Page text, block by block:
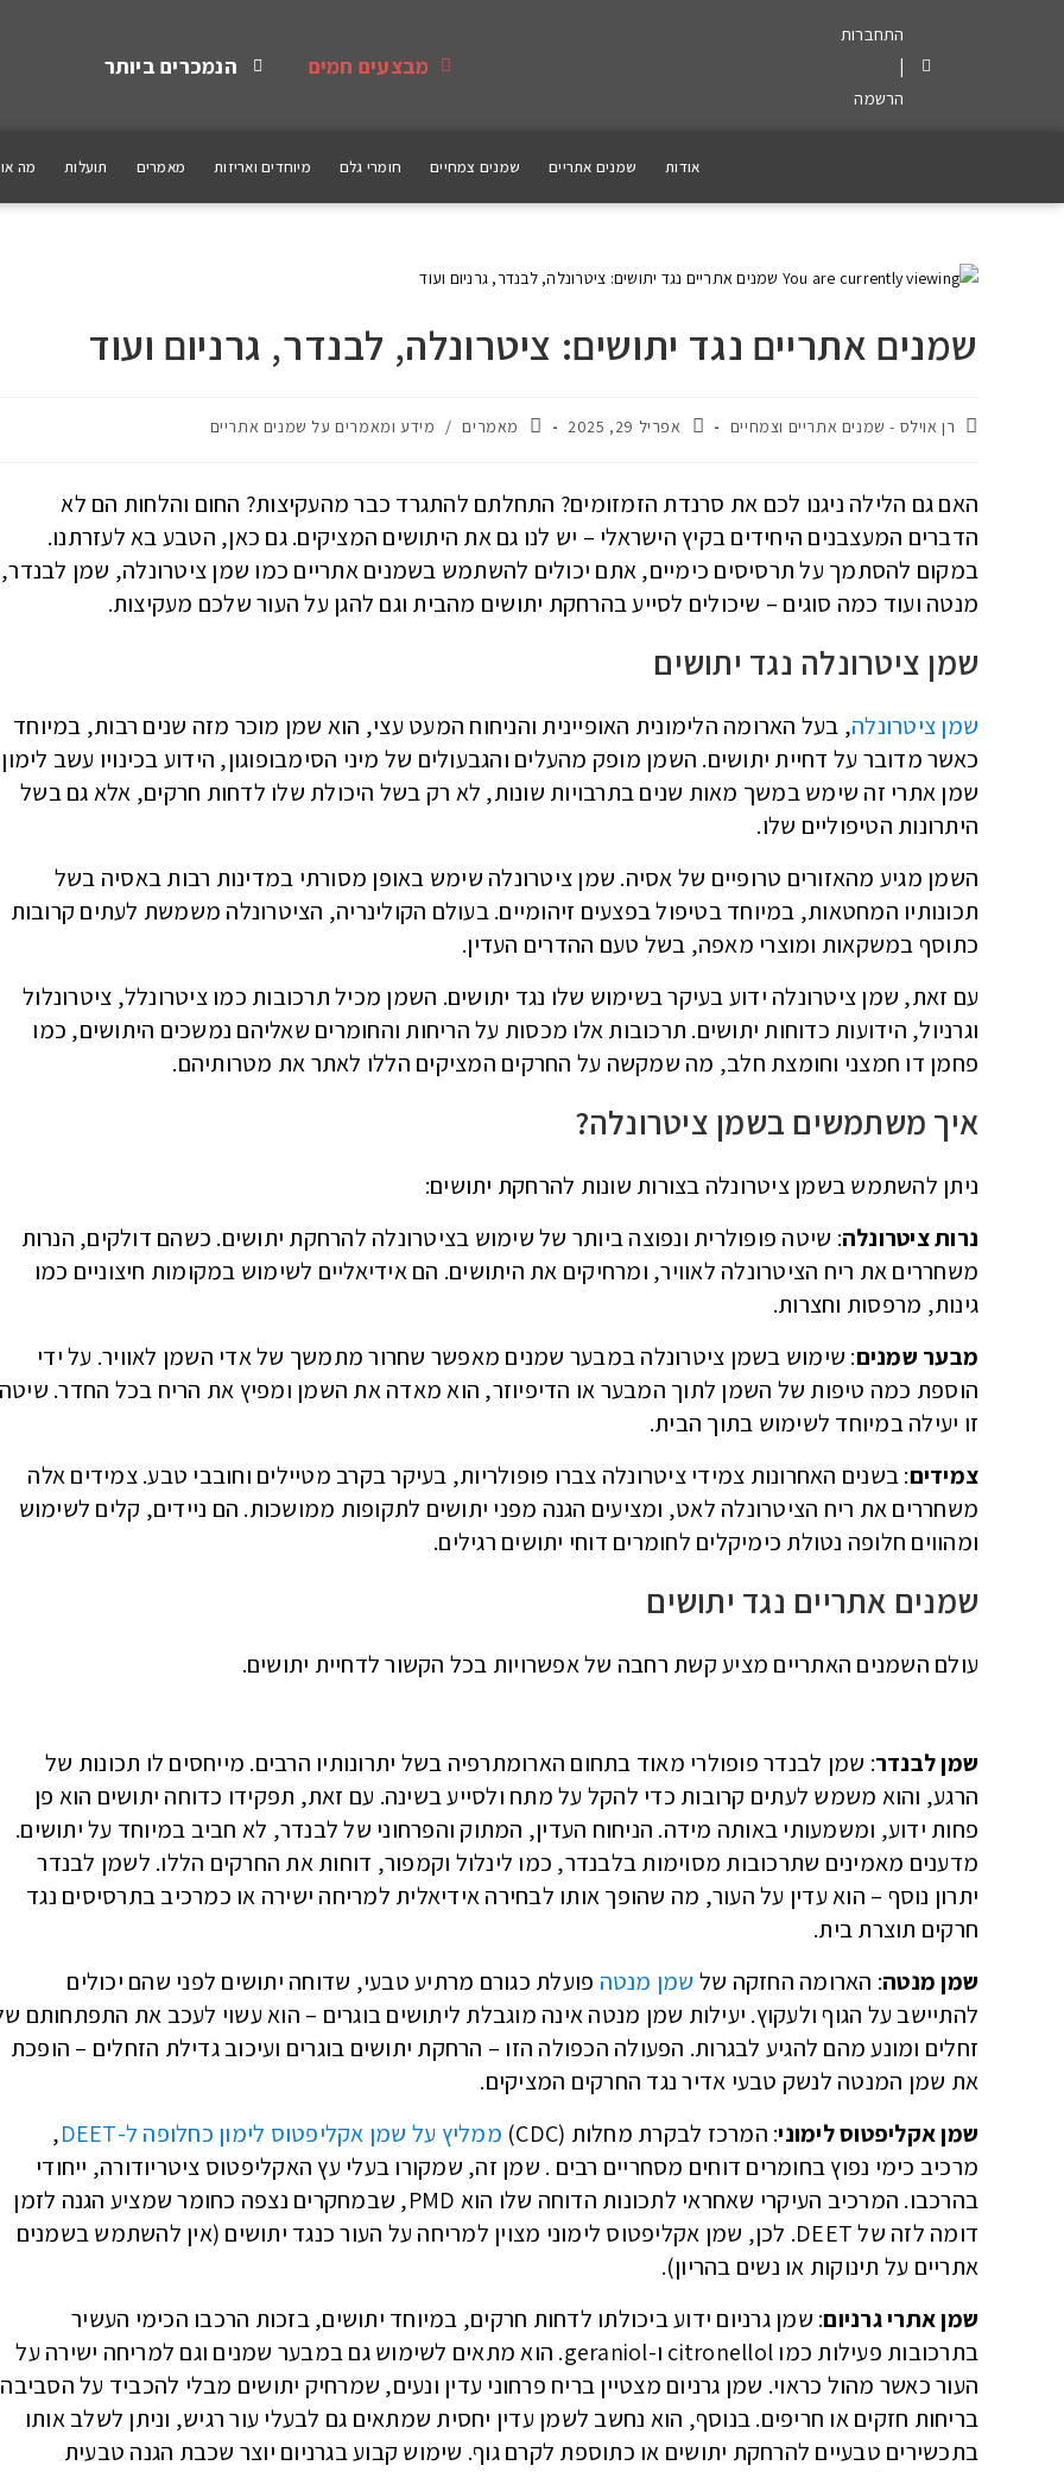
התחברות
|
הרשמה
מבצעים חמים הנמכרים ביותר
אודות שמנים אתריים שמנים צמחיים חומרי גלם מיוחדים ואריזות מאמרים תועלות מה
שמנים אתריים נגד יתושים: ציטרונלה, לבנדר, גרניום ועוד
רן אוילס - שמנים אתריים וצמחיים אפריל 29, 2025 מאמרים / מידע ומאמרים על שמנים אתריים
האם גם הלילה ניגנו לכם את סרנדת הזמזומים? התחלתם להתגרד כבר מהעקיצות? החום והלחות הם לא
הדברים המעצבנים היחידים בקיץ הישראלי – יש לנו גם את היתושים המציקים. גם כאן, הטבע בא לעזרתנו.
במקום להסתמך על תרסיסים כימיים, אתם יכולים להשתמש בשמנים אתריים כמו שמן ציטרונלה, שמן לבנדר,
מנטה ועוד כמה סוגים – שיכולים לסייע בהרחקת יתושים מהבית וגם להגן על העור שלכם מעקיצות.
שמן ציטרונלה נגד יתושים
שמן ציטרונלה, בעל הארומה הלימונית האופיינית והניחוח המעט עצי, הוא שמן מוכר מזה שנים רבות, במיוחד
כאשר מדובר על דחיית יתושים. השמן מופק מהעלים והגבעולים של מיני הסימבופוגון, הידוע בכינויו עשב
שמן אתרי זה שימש במשך מאות שנים בתרבויות שונות, לא רק בשל היכולת שלו לדחות חרקים, אלא גם בשל
היתרונות הטיפוליים שלו.
השמן מגיע מהאזורים טרופיים של אסיה. שמן ציטרונלה שימש באופן מסורתי במדינות רבות באסיה בשל
תכונותיו המחטאות, במיוחד בטיפול בפצעים זיהומיים. בעולם הקולינריה, הציטרונלה משמשת לעתים קרובות
כתוסף במשקאות ומוצרי מאפה, בשל טעם ההדרים העדין.
עם זאת, שמן ציטרונלה ידוע בעיקר בשימוש שלו נגד יתושים. השמן מכיל תרכובות כמו ציטרונלל, ציטרונלול
וגרניול, הידועות כדוחות יתושים. תרכובות אלו מכסות על הריחות והחומרים שאליהם נמשכים היתושים, כמו
פחמן דו חמצני וחומצת חלב, מה שמקשה על החרקים המציקים הללו לאתר את מטרותיהם.
איך משתמשים בשמן ציטרונלה?
ניתן להשתמש בשמן ציטרונלה בצורות שונות להרחקת יתושים:
נרות ציטרונלה: שיטה פופולרית ונפוצה ביותר של שימוש בציטרונלה להרחקת יתושים. כשהם דולקים, הנרות
משחררים את ריח הציטרונלה לאוויר, ומרחיקים את היתושים. הם אידיאליים לשימוש במקומות חיצוניים כמו
גינות, מרפסות וחצרות.
מבער שמנים: שימוש בשמן ציטרונלה במבער שמנים מאפשר שחרור מתמשך של אדי השמן לאוויר. על ידי
הוספת כמה טיפות של השמן לתוך המבער או הדיפיוזר, הוא מאדה את השמן ומפיץ את הריח בכל החדר.
זו יעילה במיוחד לשימוש בתוך הבית.
צמידים: בשנים האחרונות צמידי ציטרונלה צברו פופולריות, בעיקר בקרב מטיילים וחובבי טבע. צמידים אלה
משחררים את ריח הציטרונלה לאט, ומציעים הגנה מפני יתושים לתקופות ממושכות. הם ניידים, קלים לשימוש
ומהווים חלופה נטולת כימיקלים לחומרים דוחי יתושים רגילים.
שמנים אתריים נגד יתושים
עולם השמנים האתריים מציע קשת רחבה של אפשרויות בכל הקשור לדחיית יתושים.
שמן לבנדר: שמן לבנדר פופולרי מאוד בתחום הארומתרפיה בשל יתרונותיו הרבים. מייחסים לו תכונות של
הרגע, והוא משמש לעתים קרובות כדי להקל על מתח ולסייע בשינה. עם זאת, תפקידו כדוחה יתושים הוא פן
פחות ידוע, ומשמעותי באותה מידה. הניחוח העדין, המתוק והפרחוני של לבנדר, לא חביב במיוחד על יתושים.
מדענים מאמינים שתרכובות מסוימות בלבנדר, כמו לינלול וקמפור, דוחות את החרקים הללו. לשמן לבנדר
יתרון נוסף – הוא עדין על העור, מה שהופך אותו לבחירה אידיאלית למריחה ישירה או כמרכיב בתרסיסים נגד
חרקים תוצרת בית.
שמן מנטה: הארומה החזקה של שמן מנטה פועלת כגורם מרתיע טבעי, שדוחה יתושים לפני שהם יכולים
להתיישב על הגוף ולעקוץ. יעילות שמן מנטה אינה מוגבלת ליתושים בוגרים – הוא עשוי לעכב את התפתחותם
זחלים ומונע מהם להגיע לבגרות. הפעולה הכפולה הזו – הרחקת יתושים בוגרים ועיכוב גדילת הזחלים – הופכת
את שמן המנטה לנשק טבעי אדיר נגד החרקים המציקים.
שמן אקליפטוס לימוני: המרכז לבקרת מחלות (CDC) ממליץ על שמן אקליפטוס לימון כחלופה ל-DEET
,
מרכיב כימי נפוץ בחומרים דוחים מסחריים רבים . שמן זה, שמקורו בעלי עץ האקליפטוס ציטריודורה, ייחודי
בהרכבו. המרכיב העיקרי שאחראי לתכונות הדוחה שלו הוא PMD, שבמחקרים נצפה כחומר שמציע הגנה לזמן
דומה לזה של DEET. לכן, שמן אקליפטוס לימוני מצוין למריחה על העור כנגד יתושים (אין להשתמש בשמנים
אתריים על תינוקות או נשים בהריון).
שמן אתרי גרניום: שמן גרניום ידוע ביכולתו לדחות חרקים, במיוחד יתושים, בזכות הרכבו הכימי העשיר
בתרכובות פעילות כמו citronellol ו-geraniol. הוא מתאים לשימוש גם במבער שמנים וגם למריחה ישירה על
העור כאשר מהול כראוי. שמן גרניום מצטיין בריח פרחוני עדין ונעים, שמרחיק יתושים מבלי להכביד על הסביבה
בריחות חזקים או חריפים. בנוסף, הוא נחשב לשמן עדין יחסית שמתאים גם לבעלי עור רגיש, וניתן לשלב אותו
בתכשירים טבעיים להרחקת יתושים או כתוספת לקרם גוף. שימוש קבוע בגרניום יוצר שכבת הגנה טבעית